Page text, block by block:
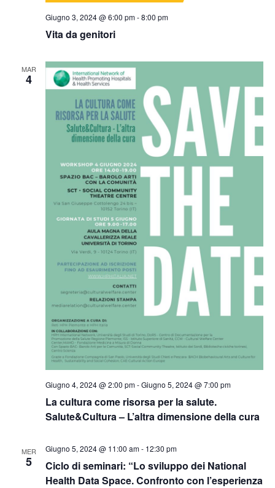
Vita da genitori
Giugno 3, 2024 @ 6:00 pm-8:00 pm
MAR
4
La cultura come risorsa per la salute.
Salute&Cultura – L’altra dimensione della cura
Giugno 4, 2024 @ 2:00 pm-Giugno 5, 2024 @ 7:00 pm
MER
5
Ciclo di seminari: “Lo sviluppo dei National
Health Data Space. Confronto con l’esperienza
Giugno 5, 2024 @ 11:00 am- 12:30 pm